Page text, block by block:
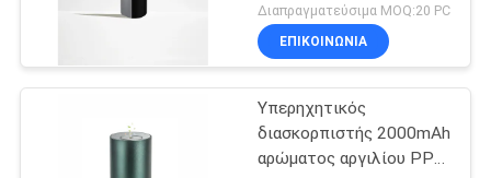
Διαπραγματεύσιμα MOQ:20 PC
ΕΠΙΚΟΙΝΩΝΊΑ
Υπερηχητικός
διασκορπιστής 2000mAh
αρώματος αργιλίου PP